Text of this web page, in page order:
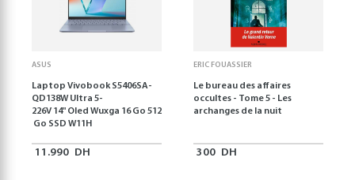
ASUS
Laptop Vivobook S5406SA-
QD138W Ultra 5-
226V 14" Oled Wuxga 16 Go 512
Go SSD W11H
11.990 DH
ERIC FOUASSIER
Le bureau des affaires
occultes - Tome 5 - Les
archanges de la nuit
300 DH